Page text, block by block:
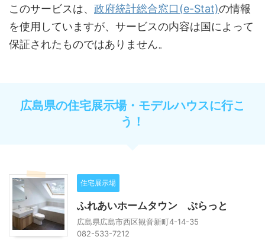
このサービスは、 政府統計総合窓口(e-Stat)の情報
を使用していますが、サービスの内容は国によって
保証されたものではありません。
広島県の住宅展示場・モデルハウスに行こ
う！
住宅展示場
ふれあいホームタウン ぷらっと
広島県広島市西区観音新町4-14-35
082-533-7212